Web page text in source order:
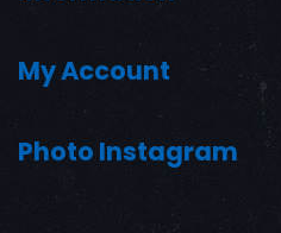
My Account
Photo Instagram